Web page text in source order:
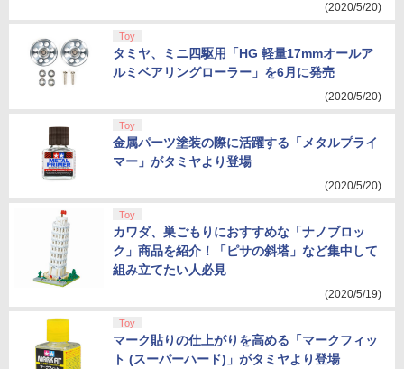
(2020/5/20)
Toy
タミヤ、ミニ四駆用「HG 軽量17mmオールア
ルミベアリングローラー」を6月に発売
(2020/5/20)
Toy
金属パーツ塗装の際に活躍する「メタルプライ
マー」がタミヤより登場
(2020/5/20)
Toy
カワダ、巣ごもりにおすすめな「ナノブロッ
ク」商品を紹介！「ピサの斜塔」など集中して
組み立てたい人必見
(2020/5/19)
Toy
マーク貼りの仕上がりを高める「マークフィッ
ト (スーパーハード)」がタミヤより登場